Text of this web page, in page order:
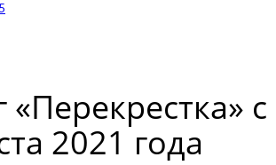
«Перекрестка»
2021 года